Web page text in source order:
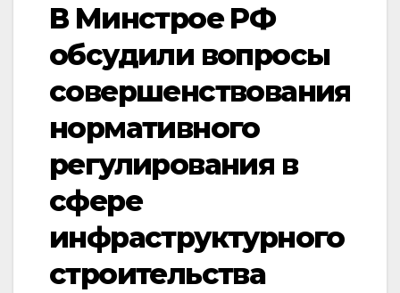
В Минстрое РФ
обсудили вопросы
совершенствования
нормативного
регулирования в
сфере
инфраструктурного
строительства